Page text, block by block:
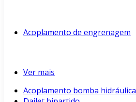
Acoplamento de engrenagem
Ver mais
Acoplamento bomba hidráulica